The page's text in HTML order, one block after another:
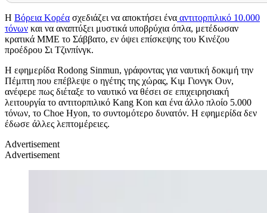
Η Βόρεια Κορέα σχεδιάζει να αποκτήσει ένα αντιτορπιλικό 10.000
τόνων και να αναπτύξει μυστικά υποβρύχια όπλα, μετέδωσαν
κρατικά ΜΜΕ το Σάββατο, εν όψει επίσκεψης του Κινέζου
προέδρου Σι Τζινπίνγκ.
Η εφημερίδα Rodong Sinmun, γράφοντας για ναυτική δοκιμή την
Πέμπτη που επέβλεψε ο ηγέτης της χώρας, Κιμ Γιονγκ Ουν,
ανέφερε πως διέταξε το ναυτικό να θέσει σε επιχειρησιακή
λειτουργία το αντιτορπιλικό Kang Kon και ένα άλλο πλοίο 5.000
τόνων, το Choe Hyon, το συντομότερο δυνατόν. Η εφημερίδα δεν
έδωσε άλλες λεπτομέρειες.
Advertisement
Advertisement